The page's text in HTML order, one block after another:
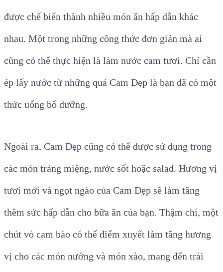
được chế biến thành nhiều món ăn hấp dẫn khác
nhau. Một trong những công thức đơn giản mà ai
cũng có thể thực hiện là làm nước cam tươi. Chỉ cần
ép lấy nước từ những quả Cam Dẹp là bạn đã có một
thức uống bổ dưỡng.
Ngoài ra, Cam Dẹp cũng có thể được sử dụng trong
các món tráng miệng, nước sốt hoặc salad. Hương vị
tươi mới và ngọt ngào của Cam Dẹp sẽ làm tăng
thêm sức hấp dẫn cho bữa ăn của bạn. Thậm chí, một
chút vỏ cam bào có thể điểm xuyết làm tăng hương
vị cho các món nướng và món xào, mang đến trải